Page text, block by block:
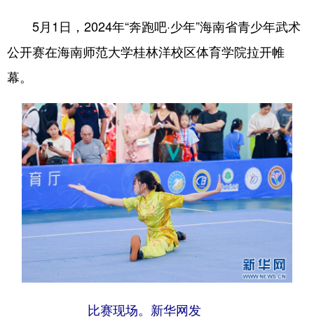
5月1日，2024年“奔跑吧·少年”海南省青少年武术
公开赛在海南师范大学桂林洋校区体育学院拉开帷
幕。
比赛现场。新华网发